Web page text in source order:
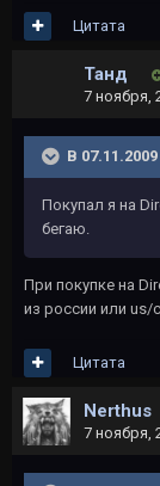
Цитата
Танд
7 ноября,
В
Покупал я на
бегаю.
При покупке на
из россии или us/
Цитата
Nerthus
7 ноября,